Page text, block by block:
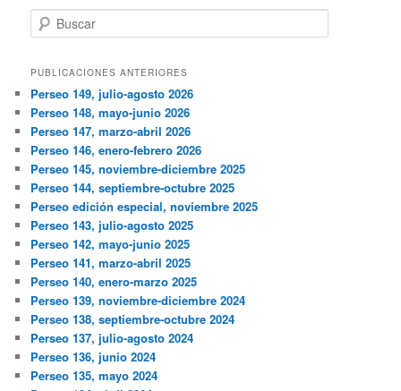
Buscar
PUBLICACIONES ANTERIORES
Perseo 149, julio-agosto 2026
Perseo 148, mayo-junio 2026
Perseo 147, marzo-abril 2026
Perseo 146, enero-febrero 2026
Perseo 145, noviembre-diciembre 2025
Perseo 144, septiembre-octubre 2025
Perseo edición especial, noviembre 2025
Perseo 143, julio-agosto 2025
Perseo 142, mayo-junio 2025
Perseo 141, marzo-abril 2025
Perseo 140, enero-marzo 2025
Perseo 139, noviembre-diciembre 2024
Perseo 138, septiembre-octubre 2024
Perseo 137, julio-agosto 2024
Perseo 136, junio 2024
Perseo 135, mayo 2024